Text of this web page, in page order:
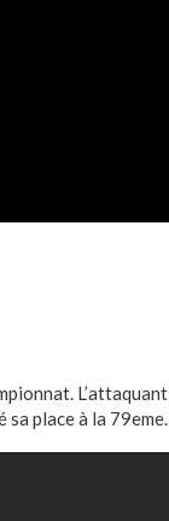
L’attaquant
sa place à la 79eme.